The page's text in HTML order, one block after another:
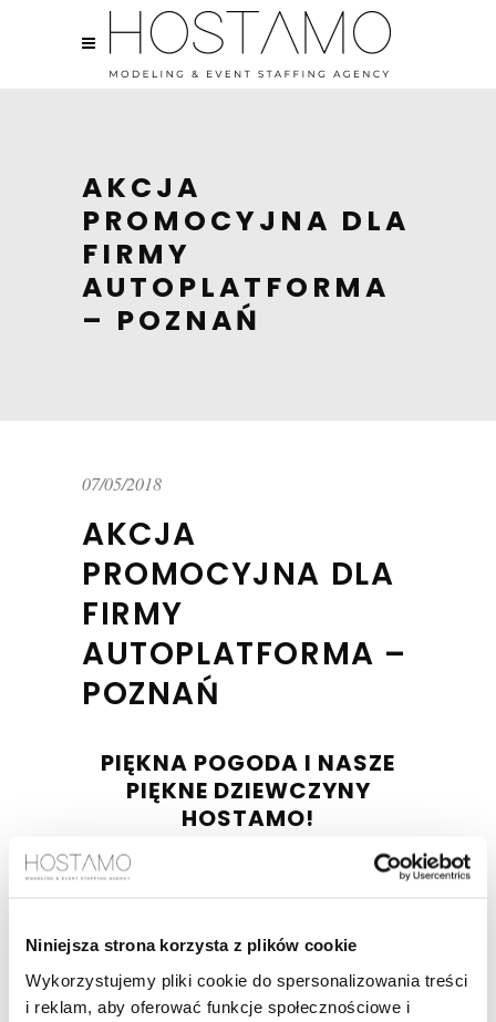
Niniejsza strona korzysta z plików cookie
Wykorzystujemy pliki cookie do spersonalizowania treści
i reklam, aby oferować funkcje społecznościowe i
AKCJA
PROMOCYJNA DLA
FIRMY
AUTOPLATFORMA
– POZNAŃ
07/05/2018
AKCJA
PROMOCYJNA DLA
FIRMY
AUTOPLATFORMA –
POZNAŃ
PIĘKNA POGODA I NASZE
PIĘKNE DZIEWCZYNY
HOSTAMO!
POZYTYWNEJ ENERGII
terenie Poznania możecie spotkać nasze
wspaniałe Hostessy promujące firmę
AUTO PLATFORMA.